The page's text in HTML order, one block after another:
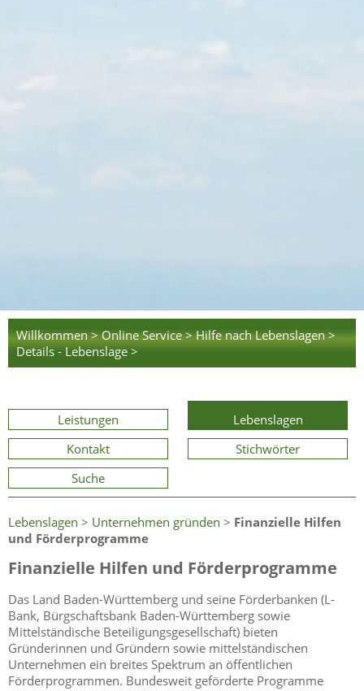
Willkommen > Online Service > Hilfe nach Lebenslagen >
Details - Lebenslage >
Leistungen
Lebenslagen
Kontakt
Stichwörter
Suche
Lebenslagen > Unternehmen gründen > Finanzielle Hilfen
und Förderprogramme
Finanzielle Hilfen und Förderprogramme
Das Land Baden-Württemberg und seine Förderbanken (L-
Bank, Bürgschaftsbank Baden-Württemberg sowie
Mittelständische Beteiligungsgesellschaft) bieten
Gründerinnen und Gründern sowie mittelständischen
Unternehmen ein breites Spektrum an öffentlichen
Förderprogrammen. Bundesweit geförderte Programme